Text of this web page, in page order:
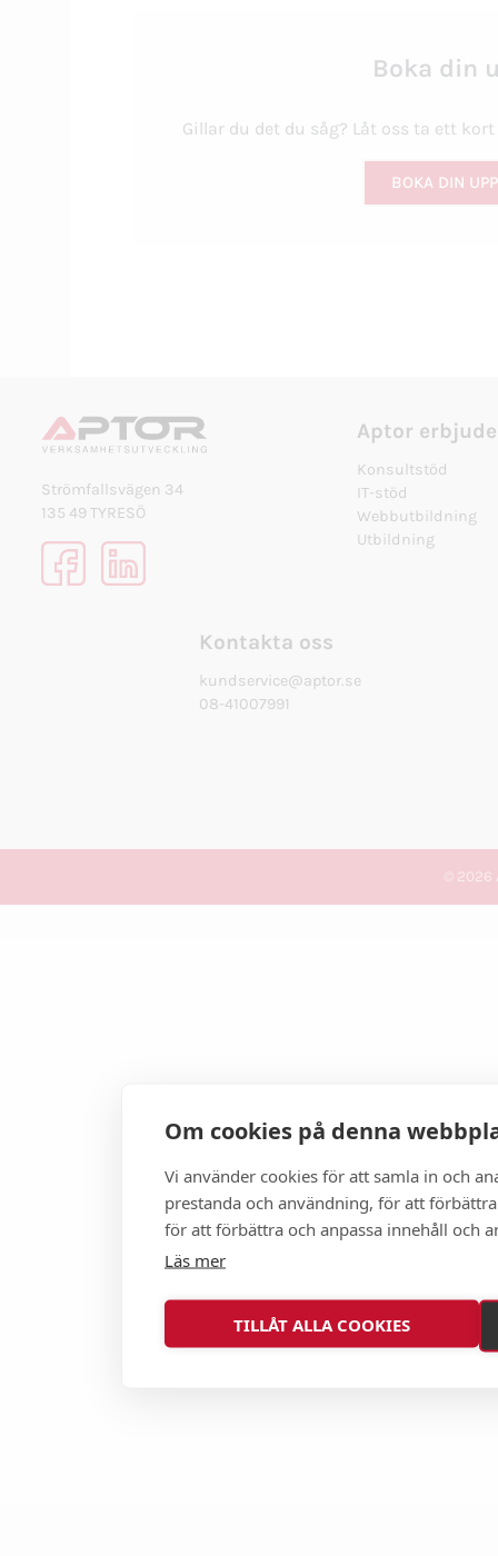
Om cookies på denna
Vi använder cookies för att samla in och
prestanda och användning, för att
för att förbättra och anpassa innehåll och
Läs mer
TILLÅT ALLA COOKIES
Boka din
Gillar du det du såg? Låt oss ta ett
BOKA DIN
Strömfallsvägen 34
135 49 TYRESÖ
Aptor
Konsultstöd
IT-stöd
Webbutbildning
Utbildning
Kontakta oss
kundservice@aptor.se
08-41007991
© 2026